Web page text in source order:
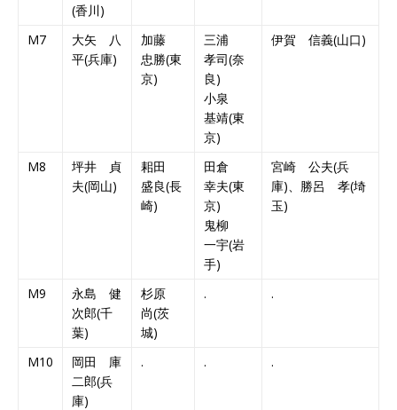
(香川)
M7
大矢 八
平(兵庫)
加藤
忠勝(東
京)
三浦
孝司(奈
良)
小泉
基靖(東
京)
伊賀 信義(山口)
M8
坪井 貞
夫(岡山)
耜田
盛良(長
崎)
田倉
幸夫(東
京)
鬼柳
一宇(岩
手)
宮崎 公夫(兵
庫)、勝呂 孝(埼
玉)
M9
永島 健
次郎(千
葉)
杉原
尚(茨
城)
. .
M10
岡田 庫
二郎(兵
庫)
. . .